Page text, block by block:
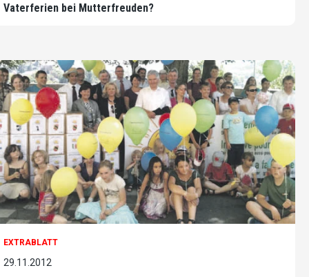
Vaterferien bei Mutterfreuden?
EXTRABLATT
29.11.2012